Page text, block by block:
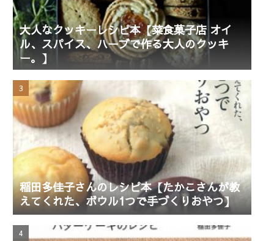
大人なクッキーレシピ本【菜食菓子店 オイ
ル、スパイス、ハーブで作る大人のクッキ
ー。】
稲田多佳子さんのレシピ本【たかこさんが教
えてくれた、ボウル1つで手づくりおやつ】